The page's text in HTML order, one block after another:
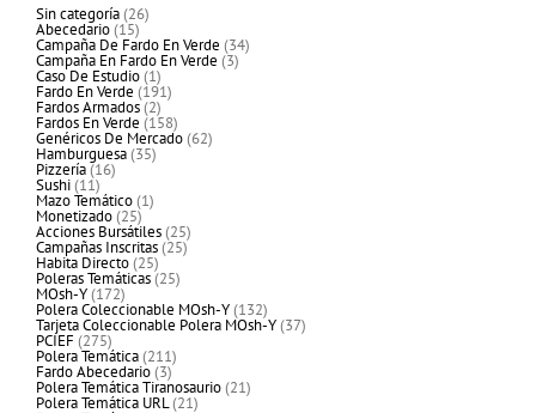
Sin categoría 2626
productos
Abecedario 1515
productos
Campaña De Fardo En Verde 3434
productos
Campaña En Fardo En Verde 33
productos
Caso De Estudio 11
producto
Fardo En Verde 191191
productos
Fardos Armados 22
productos
Fardos En Verde 158158
productos
Genéricos De Mercado 6262
productos
Hamburguesa 3535
productos
Pizzería 1616
productos
Sushi 1111
productos
Mazo Temático 11
producto
Monetizado 2525
productos
Acciones Bursátiles 2525
productos
Campañas Inscritas 2525
productos
Habita Directo 2525
productos
Poleras Temáticas 2525
productos
MOsh-Y 172172
productos
Polera Coleccionable MOsh-Y 132132
productos
Tarjeta Coleccionable Polera MOsh-Y 3737
productos
PCIEF 275275
productos
Polera Temática 211211
productos
Fardo Abecedario 33
productos
Polera Temática Tiranosaurio 2121
productos
Polera Temática URL 2121